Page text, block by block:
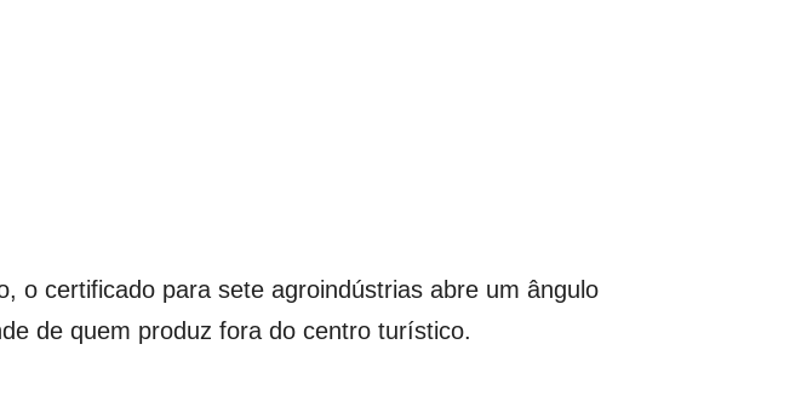
o certificado para sete agroindústrias abre um ângulo
de quem produz fora do centro turístico.